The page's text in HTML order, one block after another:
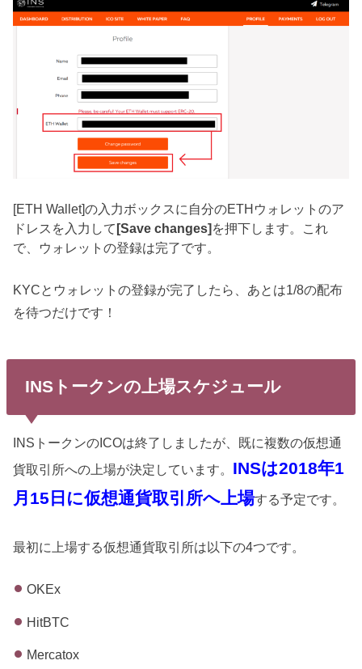
[ETH Wallet]の入力ボックスに自分のETHウォレットのア
ドレスを入力して[Save changes]を押下します。これ
で、ウォレットの登録は完了です。
KYCとウォレットの登録が完了したら、あとは1/8の配布
を待つだけです！
INSトークンの上場スケジュール
INSトークンのICOは終了しましたが、既に複数の仮想通
貨取引所への上場が決定しています。 INSは2018年1
月15日に仮想通貨取引所へ上場する予定です。
最初に上場する仮想通貨取引所は以下の4つです。
OKEx
HitBTC
Mercatox